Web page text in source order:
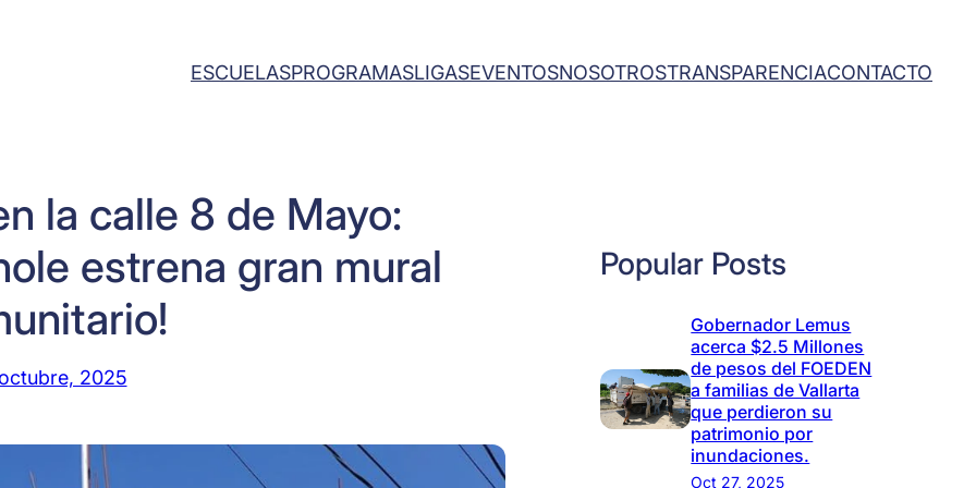
ESCUELASPROGRAMASLIGASEVENTOSNOSOTROSTRANSPARENCIACONTACTO
la calle 8 de Mayo:
estrena gran mural
2025
Popular Posts
Gobernador Lemus
acerca $2.5 Millones
de pesos del FOEDEN
a familias de Vallarta
que perdieron su
patrimonio por
inundaciones.
Oct 27, 2025